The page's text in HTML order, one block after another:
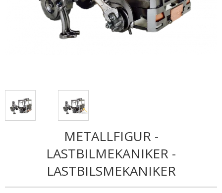
METALLFIGUR -
LASTBILMEKANIKER -
LASTBILSMEKANIKER